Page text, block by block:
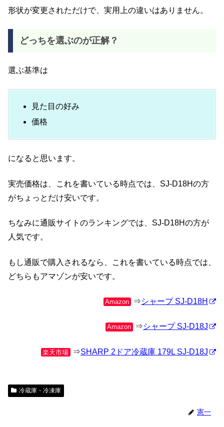
形状が変更されただけで、実用上の違いはありません。
どっちを選ぶのが正解？
選ぶ基準は
見た目の好み
価格
になると思います。
実売価格は、これを書いている時点では、SJ-D18Hの方
がちょっとだけ安いです。
ちなみに通販サイトのランキングでは、SJ-D18Hの方が
人気です。
もし通販で購入されるなら、これを書いている時点では、
どちらもアマゾンが安いです。
Amazon ⇒シャープ SJ-D18H
Amazon ⇒シャープ SJ-D18J
楽天市場 ⇒SHARP 2ドア冷蔵庫 179L SJ-D18J
冷蔵庫・冷凍庫
憲一